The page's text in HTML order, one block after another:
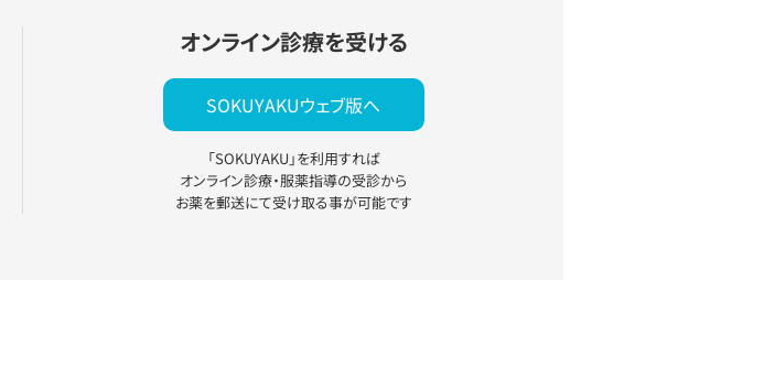
オンライン診療を受ける
SOKUYAKUウェブ版へ
「SOKUYAKU」を利用すれば
オンライン診療・服薬指導の受診から
お薬を郵送にて受け取る事が可能です